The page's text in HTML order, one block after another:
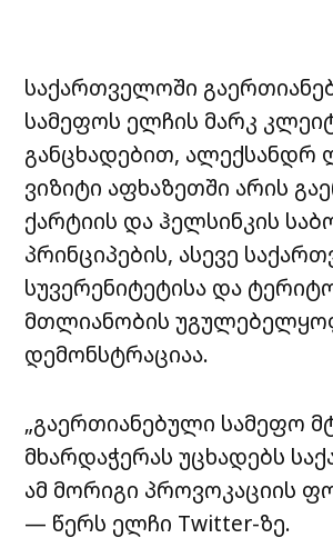
საქართველოში
სამეფოს ელჩის მარკ
განცხადებით, ალექსანდრ
ვიზიტი აფხაზეთში არის
ქარტიის და ჰელსინკის
პრინციპების, ასევე
სუვერენიტეტისა და
მთლიანობის
დემონსტრაციაა.
„გაერთიანებული სამეფო
მხარდაჭერას უცხადებს
ამ მორიგი პროვოკაციის
— წერს ელჩი Twitter-ზე.